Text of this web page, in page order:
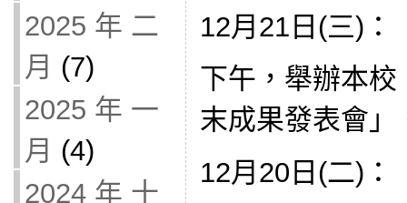
2025 年 二
月 (7)
2025 年 一
月 (4)
2024 年 十
12月21日(三)：
下午，舉辦本
末成果發表會」
12月20日(二)：